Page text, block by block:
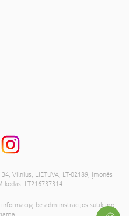
34, Vilnius, LIETUVA, LT-02189, Įmonės
kodas: LT216737314
be administracijos sutikimo